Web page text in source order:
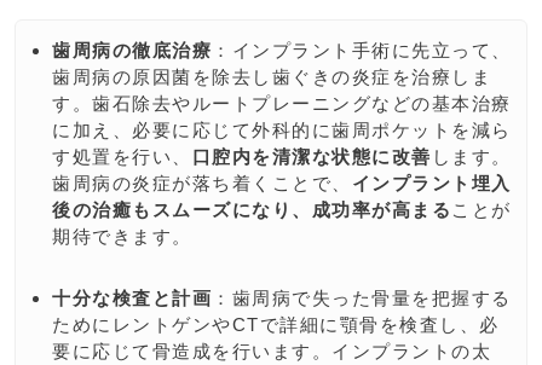
歯周病の徹底治療 ：インプラント手術に先立って、
歯周病の原因菌を除去し歯ぐきの炎症を治療しま
す。歯石除去やルートプレーニングなどの基本治療
に加え、必要に応じて外科的に歯周ポケットを減ら
す処置を行い、 口腔内を清潔な状態に改善 します。
歯周病の炎症が落ち着くことで、 インプラント埋入
後の治癒もスムーズになり、成功率が高まる ことが
期待できます。
十分な検査と計画 ：歯周病で失った骨量を把握する
ためにレントゲンやCTで詳細に顎骨を検査し、必
要に応じて骨造成を行います。インプラントの太